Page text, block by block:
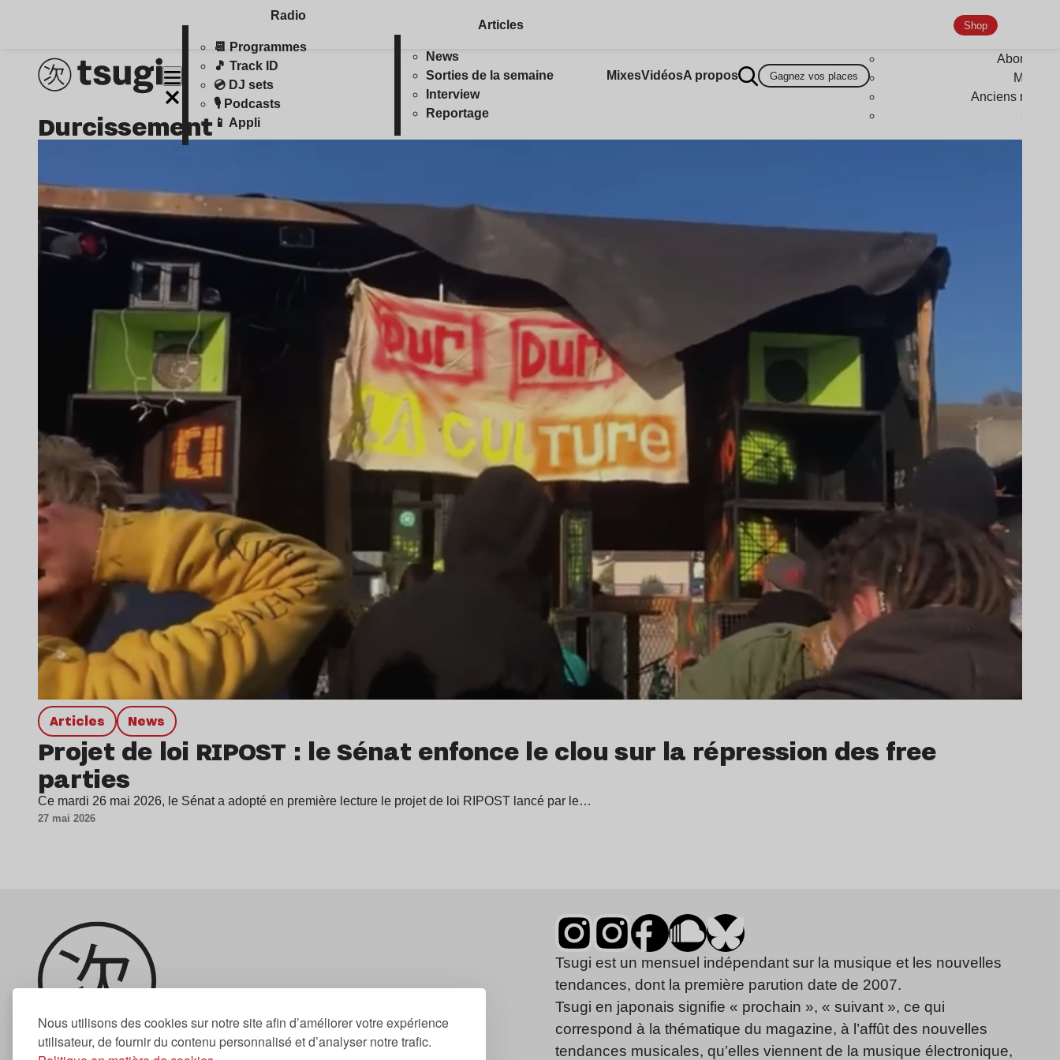
Nous utilisons des cookies sur notre site afin d’améliorer votre expérience
utilisateur, de fournir du contenu personnalisé et d’analyser notre trafic.
Radio
📆 Programmes
🎵 Track ID
💿 DJ sets
🎙️ Podcasts
📱 Appli
Articles
News
Sorties de la semaine
Interview
Reportage
MixesVidéosA propos Gagnez vos places
Shop
Anciens
durcissement
Articles news
Projet de loi RIPOST : le Sénat enfonce le clou sur la répression des free
parties
Ce mardi 26 mai 2026, le Sénat a adopté en première lecture le projet de loi RIPOST lancé par le…
27 mai 2026
Tsugi est un mensuel indépendant sur la musique et les nouvelles
tendances, dont la première parution date de 2007.
Tsugi en japonais signifie « prochain », « suivant », ce qui
correspond à la thématique du magazine, à l’affût des nouvelles
tendances musicales, qu’elles viennent de la musique électronique,